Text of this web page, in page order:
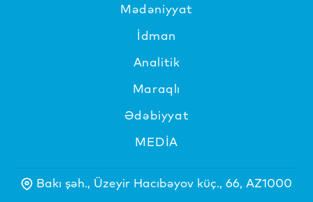
Mədəniyyat
İdman
Analitik
Maraqlı
Ədəbiyyat
MEDİA
Bakı şəh., Üzeyir Hacıbəyov küç., 66, AZ1000